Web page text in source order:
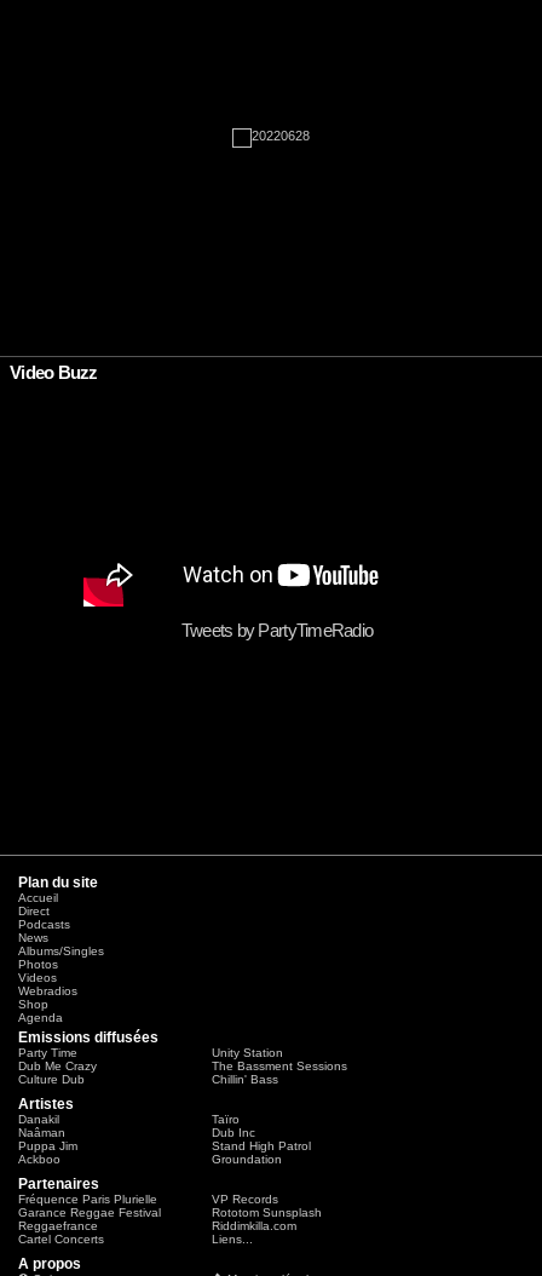
•
Video Buzz
Tweets by PartyTimeRadio
Plan du site
Accueil
Direct
Podcasts
News
Albums/Singles
Photos
Videos
Webradios
Shop
Agenda
Emissions diffusées
Party Time
Unity Station
Dub Me Crazy
The Bassment Sessions
Culture Dub
Chillin' Bass
Artistes
Danakil
Taïro
Naâman
Dub Inc
Puppa Jim
Stand High Patrol
Ackboo
Groundation
Partenaires
Fréquence Paris Plurielle
VP Records
Garance Reggae Festival
Rototom Sunsplash
Reggaefrance
Riddimkilla.com
Cartel Concerts
Liens...
A propos